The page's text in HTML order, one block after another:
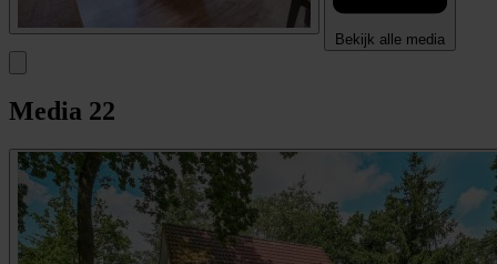
Bekijk alle media
Media 22